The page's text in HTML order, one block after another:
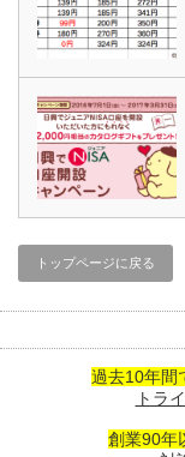
トップページに戻る
過去10年間
トラ
創業90年